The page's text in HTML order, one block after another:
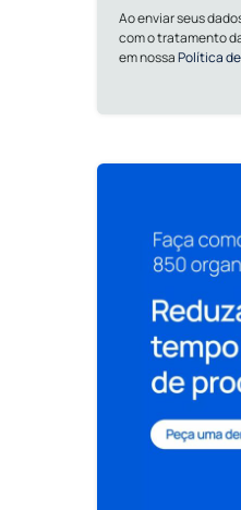
Ao enviar seus
com o tratamento
em nossaPolítica